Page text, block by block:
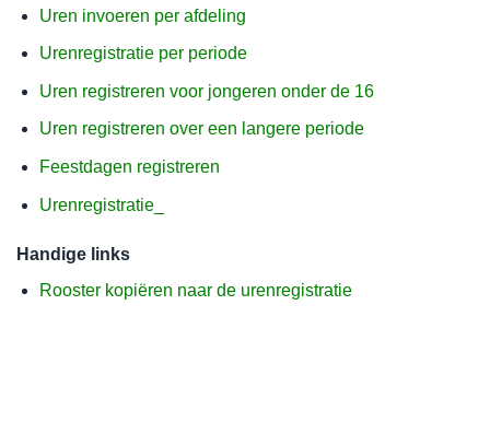
Uren invoeren per afdeling
Urenregistratie per periode
Uren registreren voor jongeren onder de 16
Uren registreren over een langere periode
Feestdagen registreren
Urenregistratie_
Handige links
Rooster kopiëren naar de urenregistratie